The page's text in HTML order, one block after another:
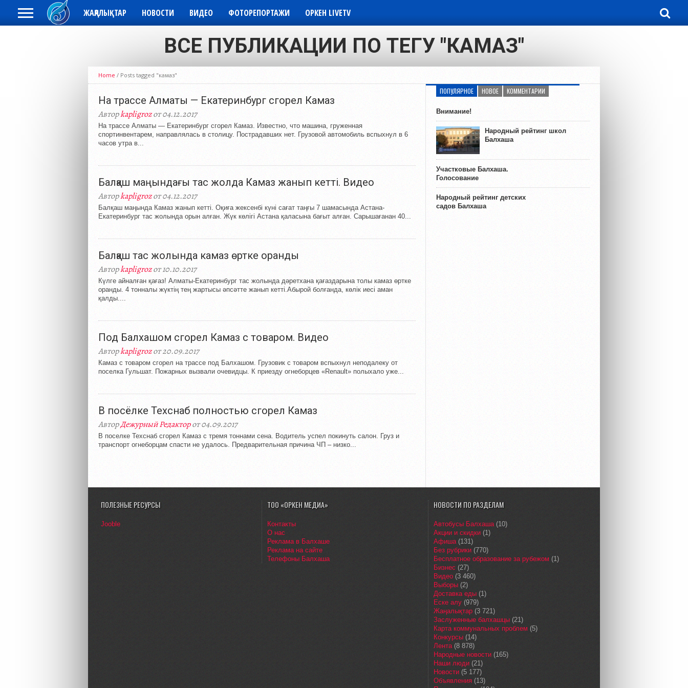
ЖАҢАЛЫҚТАР НОВОСТИ ВИДЕО ФОТОРЕПОРТАЖИ ОРКЕН LIVETV
ВСЕ ПУБЛИКАЦИИ ПО ТЕГУ "КАМАЗ"
Home / Posts tagged "камаз"
На трассе Алматы — Екатеринбург сгорел Камаз
Авторkapligrozот 04.12.2017
На трассе Алматы — Екатеринбург сгорел Камаз. Известно, что машина, груженная
спортинвентарем, направлялась в столицу. Пострадавших нет. Грузовой автомобиль вспыхнул в 6
часов утра в...
Балқаш маңындағы тас жолда Камаз жанып кетті. Видео
Авторkapligrozот 04.12.2017
Балқаш маңында Камаз жанып кетті. Оқиға жексенбі күні сағат таңғы 7 шамасында Астана-
Екатеринбург тас жолында орын алған. Жүк көлігі Астана қаласына бағыт алған. Сарышағанан 40...
Балқаш тас жолында камаз өртке оранды
Авторkapligrozот 10.10.2017
Күлге айналған қағаз! Алматы-Екатеринбург тас жолында дәретхана қағаздарына толы камаз өртке
оранды. 4 тонналы жүктің тең жартысы әпсәтте жанып кетті.Абырой болғанда, көлік иесі аман
қалды....
Под Балхашом сгорел Камаз с товаром. Видео
Авторkapligrozот 20.09.2017
Камаз с товаром сгорел на трассе под Балхашом. Грузовик с товаром вспыхнул неподалеку от
поселка Гульшат. Пожарных вызвали очевидцы. К приезду огнеборцев «Renault» полыхало уже...
В посёлке Техснаб полностью сгорел Камаз
АвторДежурный Редакторот 04.09.2017
В поселке Техснаб сгорел Камаз с тремя тоннами сена. Водитель успел покинуть салон. Груз и
транспорт огнеборцам спасти не удалось. Предварительная причина ЧП – низко...
ПОПУЛЯРНОЕ НОВОЕ КОММЕНТАРИИ
Внимание!
Народный рейтинг школ
Балхаша
Участковые Балхаша.
Голосование
Народный рейтинг детских
садов Балхаша
ПОЛЕЗНЫЕ РЕСУРСЫ
Jooble
ТОО «ОРКЕН МЕДИА»
Контакты
О нас
Реклама в Балхаше
Реклама на сайте
Телефоны Балхаша
НОВОСТИ ПО РАЗДЕЛАМ
Автобусы Балхаша(10)
Акции и скидки (1)
Афиша(131)
Без рубрики (770)
Бесплатное образование за рубежом (1)
Бизнес (27)
Видео (3 460)
Выборы (2)
Доставка еды (1)
Еске алу (979)
Жаңалықтар (3 721)
Заслуженные балхашцы (21)
Карта коммунальных проблем (5)
Конкурсы (14)
Лента(8 878)
Народные новости (165)
Наши люди (21)
Новости (5 177)
Объявления (13)